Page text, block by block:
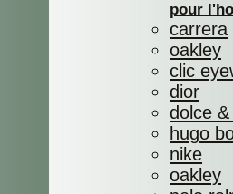
pour
carrera
oakley
clic
dior
dolce
hugo
nike
oakley